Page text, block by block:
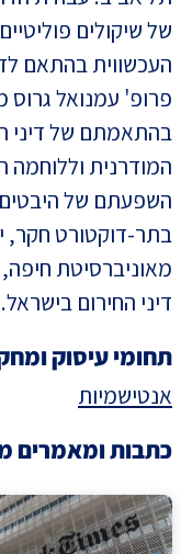
של שיקולים
העכשווית בהתאם
פרופ' עמנואל גרוס
בהתאמתם של דיני
המודרנית וללוחמה
השפעתם של היבטים
בתר-דוקטורט חקר,
מאוניברסיטת
דיני החירום בישראל.
תחומי עיסוק
אנטישמיות
כתבות ומאמרים